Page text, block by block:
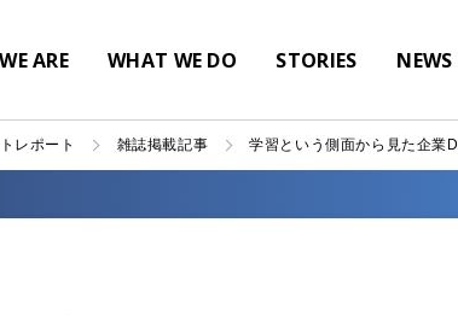
ARE WHAT WE DO STORIES NEWS
レポート 雑誌掲載記事 学習という側面から見た企業